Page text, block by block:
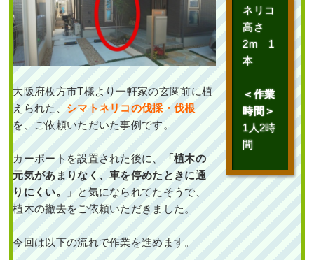
大阪府枚方市T様より一軒家の玄関前に植
えられた、 シマトネリコの伐採・伐根
を、ご依頼いただいた事例です。
カーポートを設置された後に、
「植木の
元気があまりなく、車を停めたときに通
りにくい。」 と気になられてたそうで、
植木の撤去をご依頼いただきました。
今回は以下の流れで作業を進めます。
ネリコ
高さ
2m 1
本
＜作業
時間＞
1人2時
間